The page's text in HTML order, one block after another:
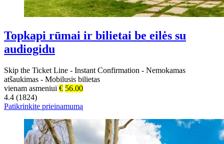
Topkapi rūmai ir bilietai be eilės su
audiogidu
Skip the Ticket Line - Instant Confirmation - Nemokamas
atšaukimas - Mobilusis bilietas
vienam asmeniui € 56.00
4.4 (1824)
Patikrinkite prieinamumą